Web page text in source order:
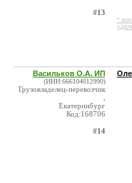
#13
*
Васильков О.А. ИП
(ИНН:666104012990)
Грузовладелец-перевозчик
Екатеринбург
Код:168706
#14